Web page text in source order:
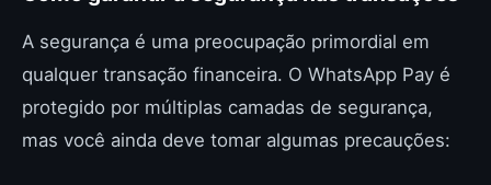
A segurança é uma preocupação primordial em
qualquer transação financeira. O WhatsApp Pay é
protegido por múltiplas camadas de segurança,
mas você ainda deve tomar algumas precauções: